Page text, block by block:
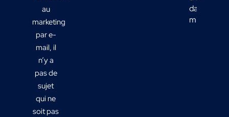
au
marketing
par e-
mail, il
n’y a
pas de
sujet
qui ne
soit pas
dans votre
mix média